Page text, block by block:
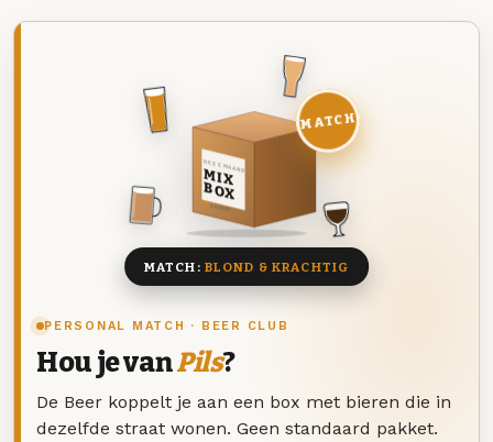
PERSONAL MATCH · BEER CLUB
Hou je vanPils?
De Beer koppelt je aan een box met bieren die in
dezelfde straat wonen. Geen standaard pakket.
DEZE MAAND
MIX
BOX
8 BIEREN
MATCH
MATCH: BLOND & KRACHTIG